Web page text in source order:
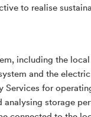
to realise
including the
and the
Services for
analysing storage